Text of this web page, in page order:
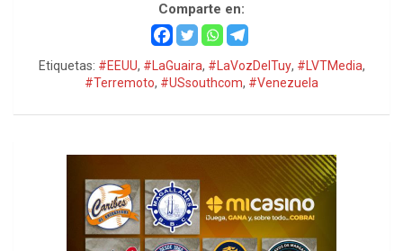
Comparte en:
Etiquetas: #EEUU, #LaGuaira, #LaVozDelTuy, #LVTMedia,
#Terremoto, #USsouthcom, #Venezuela